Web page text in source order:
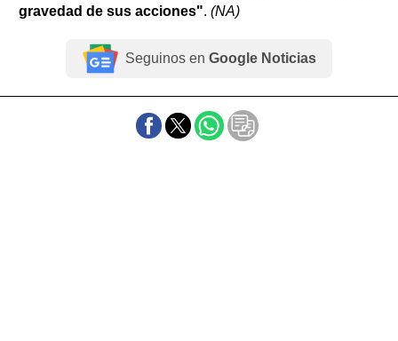
gravedad de sus acciones". (NA)
Seguinos en Google Noticias